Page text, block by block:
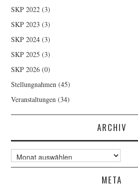
SKP 2022 (3)
SKP 2023 (3)
SKP 2024 (3)
SKP 2025 (3)
SKP 2026 (0)
Stellungnahmen (45)
Veranstaltungen (34)
ARCHIV
Archiv
META